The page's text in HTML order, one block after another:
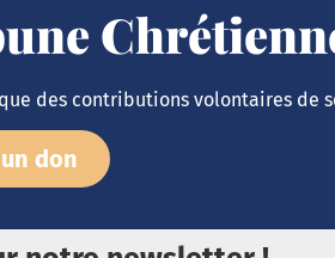
des contributions volontaires de
don